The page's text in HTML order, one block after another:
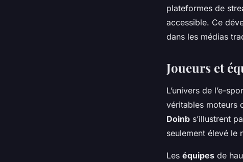
plateformes de
accessible. Ce
dans les médias
Joueurs et
L’univers de l’e-
véritables moteurs
Doinb s’illustrent
seulement élevé le
Les équipes de